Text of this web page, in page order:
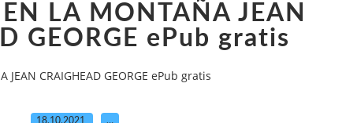
LA MONTAÑA JEAN
GEORGE ePub gratis
JEAN CRAIGHEAD GEORGE ePub gratis
18.10.2021 …